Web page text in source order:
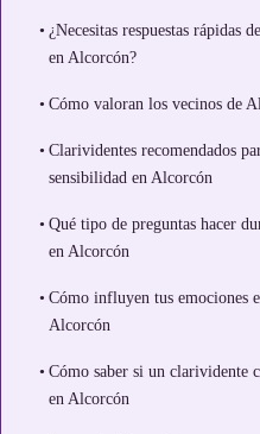
¿Necesitas respuestas rápidas
en Alcorcón?
Cómo valoran los vecinos de
Clarividentes recomendados
sensibilidad en Alcorcón
Qué tipo de preguntas hacer
en Alcorcón
Cómo influyen tus emociones
Alcorcón
Cómo saber si un clarividente
en Alcorcón